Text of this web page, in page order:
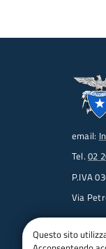
email:
Tel. 02
P.IVA
Via
Questo sito